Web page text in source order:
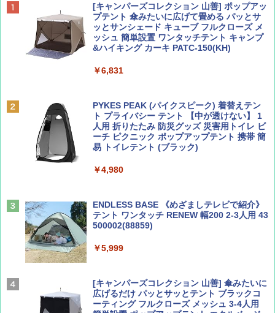
ディズニーファン ２０２６年 ９月号 [雑
誌] (ＤＩＳＮＥＹ ＦＡＮ)
￥713
￥1,500
D40 地球の歩き方 チェンマイ タイ北部の魅
力的な町 2026～2027 地球の歩き方D アジア
￥2,079
￥2,479
ァキア 2026～2027 地球の歩き方A ヨーロッ
￥2,277
[キャンパーズコレクション 山善] ポップアッ
プテント 傘みたいに広げて畳める パッとサ
ッとサンシェード キューブ フルクローズ メ
ッシュ 簡単設置 ワンタッチテント キャンプ
&ハイキング カーキ PATC-150(KH)
￥6,831
PYKES PEAK (パイクスピーク) 着替えテン
ト プライバシー テント 【中が透けない】 1
人用 折りたたみ 防災グッズ 災害用トイレ ビ
ーチ ピクニック ポップアップテント 携帯 簡
易 トイレテント (ブラック)
￥4,980
ENDLESS BASE 《めざましテレビで紹介》
テント ワンタッチ RENEW 幅200 2-3人用 43
500002(88859)
￥5,999
[キャンパーズコレクション 山善] 傘みたいに
広げるだけ パッとサッとテント ブラックコ
ーティング フルクローズ メッシュ 3-4人用